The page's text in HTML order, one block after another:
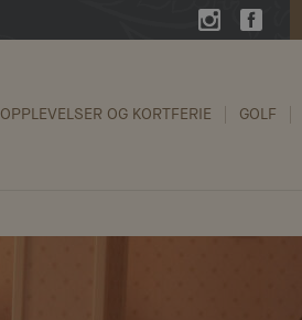
OPPLEVELSER OG KORTFERIE GOLF